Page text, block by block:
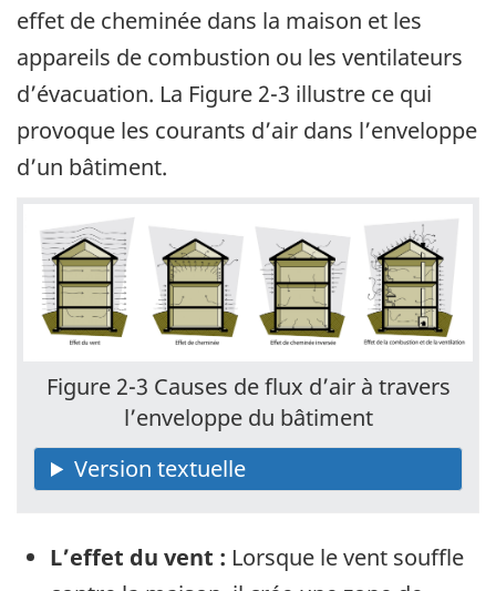
effet de cheminée dans la maison et les
appareils de combustion ou les ventilateurs
d’évacuation. La Figure 2-3 illustre ce qui
provoque les courants d’air dans l’enveloppe
d’un bâtiment.
Figure 2-3 Causes de flux d’air à travers
l’enveloppe du bâtiment
L’effet du vent : Lorsque le vent souffle